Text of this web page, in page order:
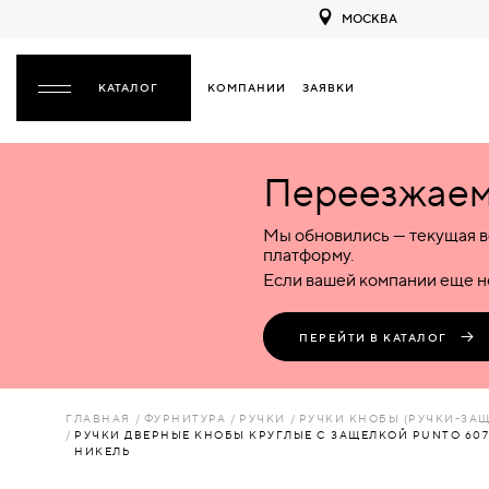
МОСКВА
КОМПАНИИ ЗАЯВКИ
НАЗАД
ПЛАСТИКОВЫЕ
ЛЮКИ
Межкомнатные
Деревянные
Пластиковые
Комбинированные
Входные
Металлические
Пластиковые
Стеклянные
Комбинированные
Специализированные
Металлические
Пластиковые
Стеклянные
Комбинированные
Мы обновились — текущая
платформу.
Если вашей компании еще
ПЕРЕЙТИ В КАТАЛОГ
ГЛАВНАЯ ФУРНИТУРА РУЧКИ
РУЧКИ КНОБЫ (РУЧКИ-
РУЧКИ ДВЕРНЫЕ КНОБЫ КРУГЛЫЕ С ЗАЩЕЛКОЙ PUNTO
НИКЕЛЬ